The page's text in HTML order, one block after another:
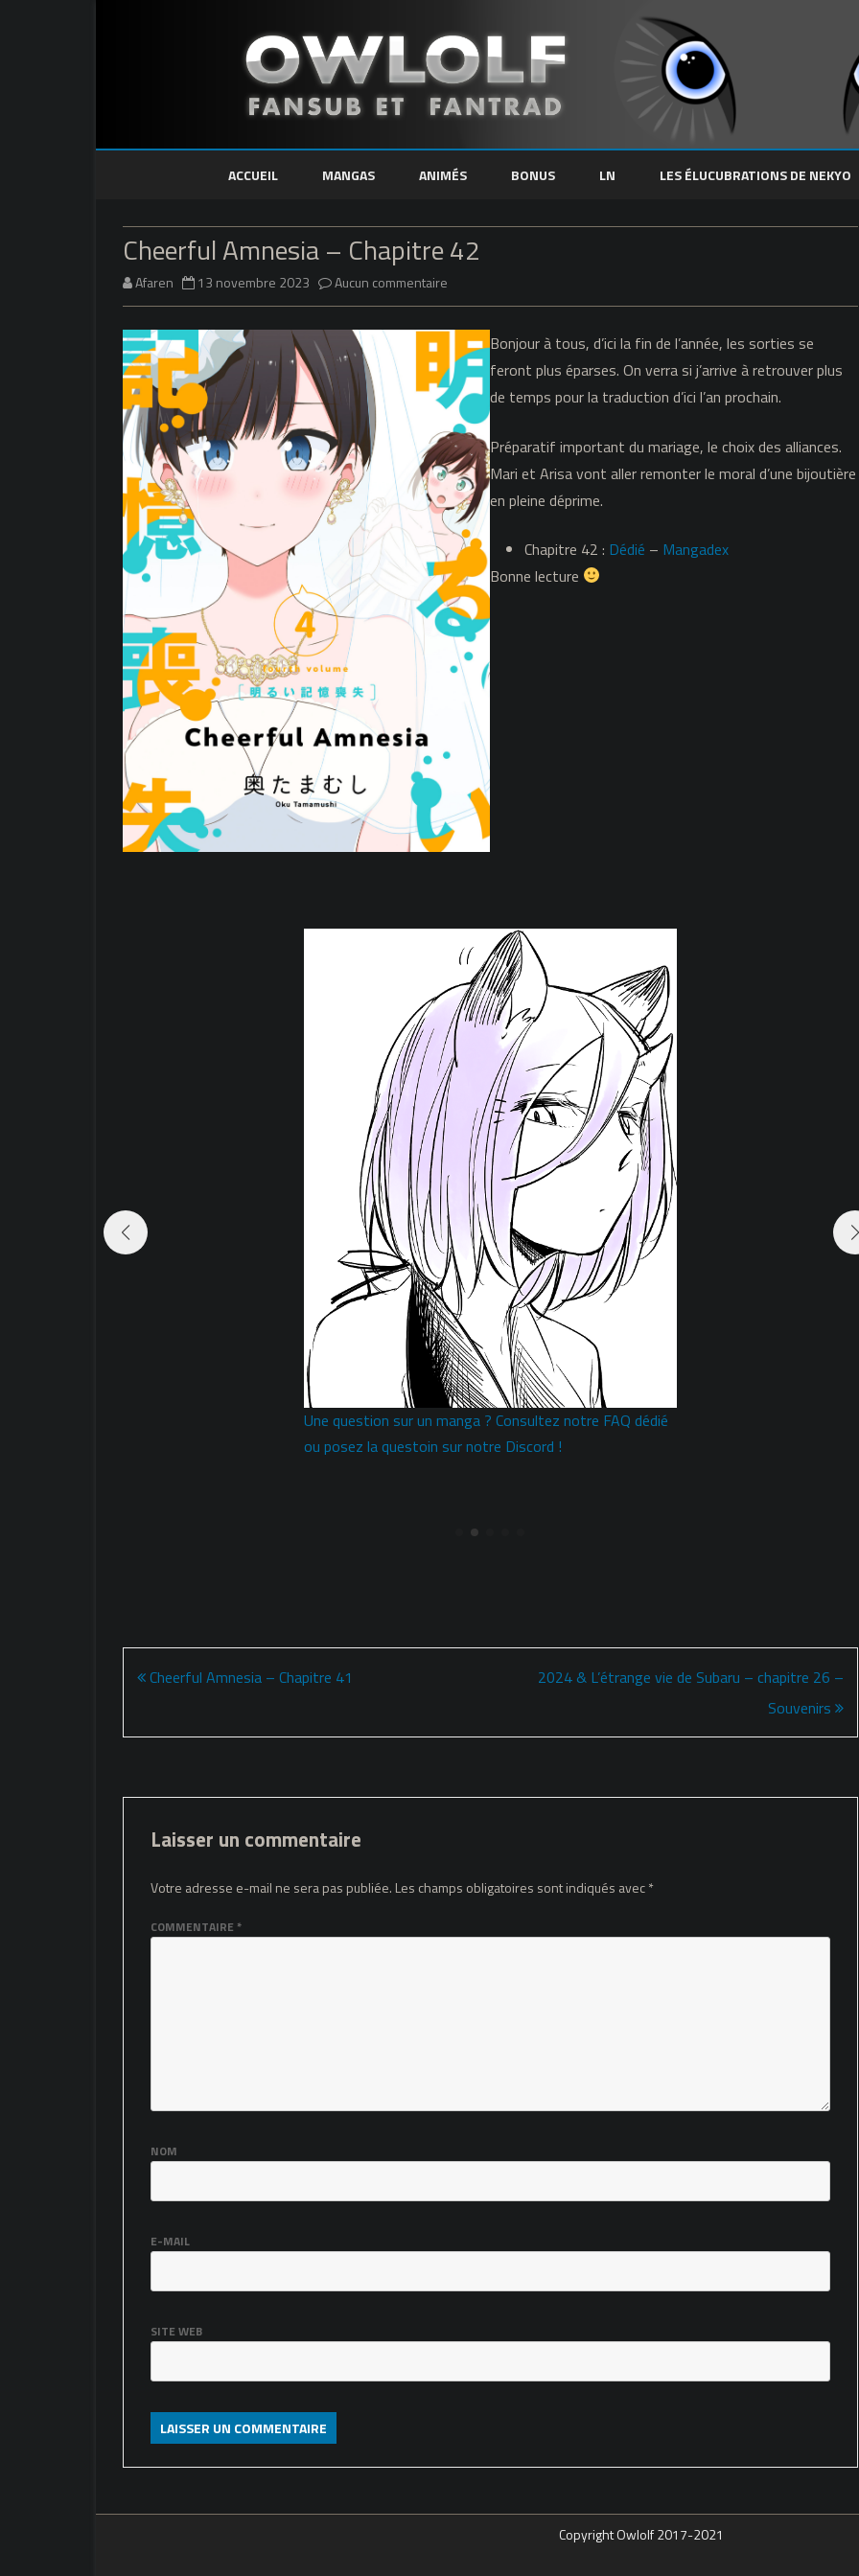
Skip
ACCUEIL MANGAS ANIMÉS BONUS LN LES ÉLUCUBRATIONS DE NEKYO
Cheerful Amnesia – Chapitre 42
Afaren 13 novembre 2023 Aucun commentaire
Amnesia
–
Chapitre
42
Bonjour à tous, d’ici la fin de l’année, les sorties se
feront plus éparses. On verra si j’arrive à retrouver plus
de temps pour la traduction d’ici l’an prochain.
Préparatif important du mariage, le choix des alliances.
Mari et Arisa vont aller remonter le moral d’une bijoutière
en pleine déprime.
Chapitre 42 : Dédié – Mangadex
Bonne lecture
Une question sur un manga ? Consultez notre FAQ dédié
ou posez la questoin sur notre Discord !
Navigation
l’article
Cheerful Amnesia – Chapitre 41
2024 & L’étrange vie de Subaru – chapitre 26 –
Souvenirs
Laisser un commentaire
Votre adresse e-mail ne sera pas publiée. Les champs obligatoires sont indiqués avec*
COMMENTAIRE *
NOM
E-MAIL
SITE WEB
Copyright Owlolf 2017-2021